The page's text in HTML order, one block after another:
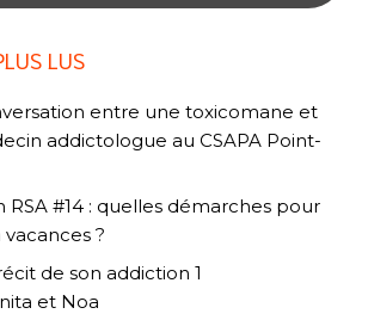
LUS
entre une toxicomane et
addictologue au CSAPA Point-
RSA #14 : quelles démarches pour
?
de son addiction 1
et Noa